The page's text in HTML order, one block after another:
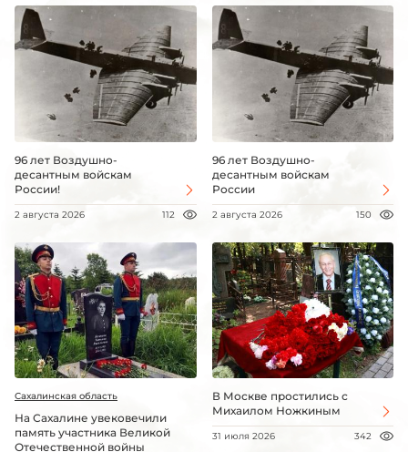
96 лет Воздушно-
десантным войскам
России!
2 августа 2026 112
96 лет Воздушно-
десантным войскам
России
2 августа 2026 150
Сахалинская область
На Сахалине увековечили
память участника Великой
Отечественной войны
В Москве простились с
Михаилом Ножкиным
31 июля 2026 342